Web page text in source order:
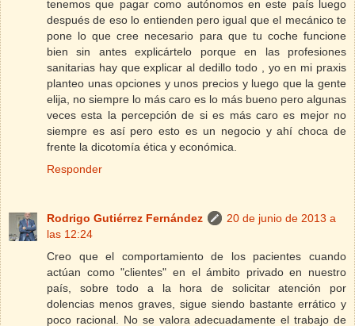
tenemos que pagar como autónomos en este país luego
después de eso lo entienden pero igual que el mecánico te
pone lo que cree necesario para que tu coche funcione
bien sin antes explicártelo porque en las profesiones
sanitarias hay que explicar al dedillo todo , yo en mi praxis
planteo unas opciones y unos precios y luego que la gente
elija, no siempre lo más caro es lo más bueno pero algunas
veces esta la percepción de si es más caro es mejor no
siempre es así pero esto es un negocio y ahí choca de
frente la dicotomía ética y económica.
Responder
Rodrigo Gutiérrez Fernández
20 de junio de 2013 a
las 12:24
Creo que el comportamiento de los pacientes cuando
actúan como "clientes" en el ámbito privado en nuestro
país, sobre todo a la hora de solicitar atención por
dolencias menos graves, sigue siendo bastante errático y
poco racional. No se valora adecuadamente el trabajo de